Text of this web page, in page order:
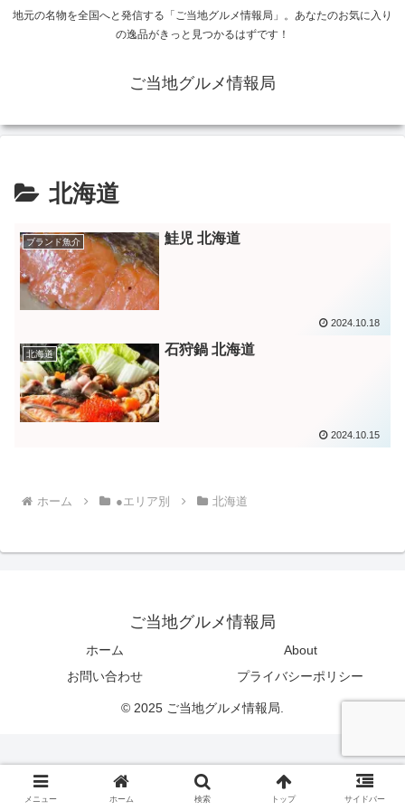
地元の名物を全国へと発信する「ご当地グルメ情報局」。あなたのお気に入り
の逸品がきっと見つかるはずです！
ご当地グルメ情報局
北海道
ブランド魚介 鮭児 北海道
2024.10.18
北海道 石狩鍋 北海道
2024.10.15
ホーム ●エリア別 北海道
ご当地グルメ情報局
ホーム
About
お問い合わせ
プライバシーポリシー
© 2025 ご当地グルメ情報局.
メニュー ホーム 検索 トップ サイドバー